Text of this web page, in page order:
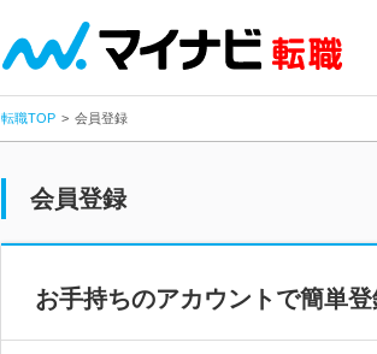
転職TOP 会員登録
会員登録
お手持ちのアカウントで簡単登